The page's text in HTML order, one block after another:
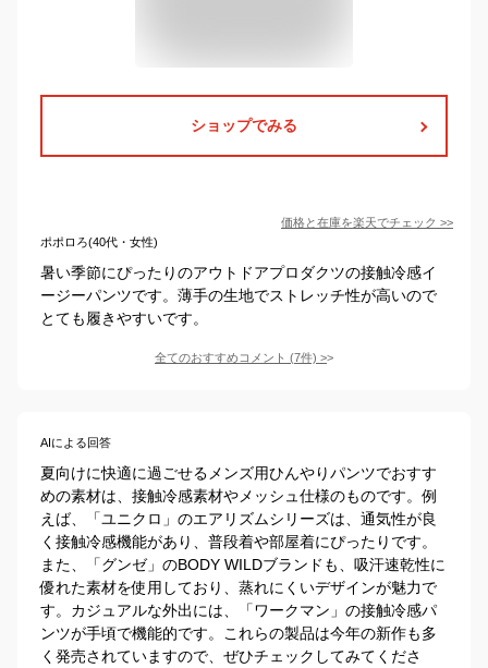
ショップでみる
価格と在庫を楽天でチェック >>
ポポロろ(40代・女性)
暑い季節にぴったりのアウトドアプロダクツの接触冷感イ
ージーパンツです。薄手の生地でストレッチ性が高いので
とても履きやすいです。
全てのおすすめコメント (7件) >
AIによる回答
夏向けに快適に過ごせるメンズ用ひんやりパンツでおすす
めの素材は、接触冷感素材やメッシュ仕様のものです。例
えば、「ユニクロ」のエアリズムシリーズは、通気性が良
く接触冷感機能があり、普段着や部屋着にぴったりです。
また、「グンゼ」のBODY WILDブランドも、吸汗速乾性に
優れた素材を使用しており、蒸れにくいデザインが魅力で
す。カジュアルな外出には、「ワークマン」の接触冷感パ
ンツが手頃で機能的です。これらの製品は今年の新作も多
く発売されていますので、ぜひチェックしてみてくださ